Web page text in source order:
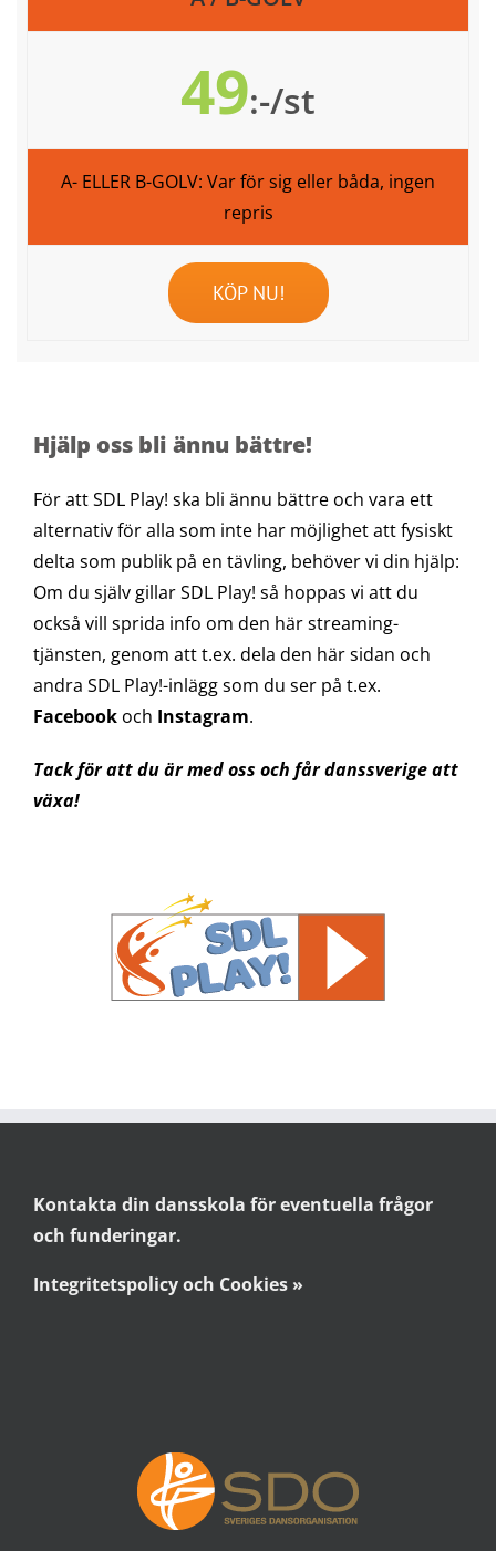
49:-/st
A- ELLER B-GOLV: Var för sig eller båda, ingen
repris
KÖP NU!
Hjälp oss bli ännu bättre!
För att SDL Play! ska bli ännu bättre och vara ett
alternativ för alla som inte har möjlighet att fysiskt
delta som publik på en tävling, behöver vi din hjälp:
Om du själv gillar SDL Play! så hoppas vi att du
också vill sprida info om den här streaming-
tjänsten, genom att t.ex. dela den här sidan och
andra SDL Play!-inlägg som du ser på t.ex.
Facebookoch Instagram.
Tack för att du är med oss och får danssverige att
växa!
Kontakta din dansskola för eventuella frågor
och funderingar.
Integritetspolicy och Cookies »